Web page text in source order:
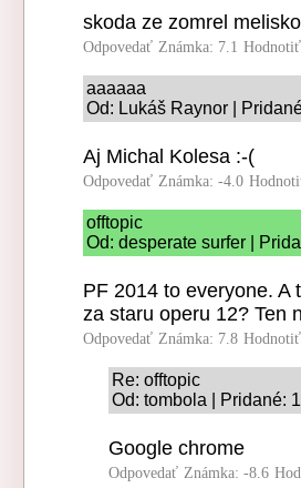
skoda ze zomrel
Odpovedať Známka: 7.1
aaaaaa
Od: Lukáš Raynor |
Aj Michal Kolesa :-(
Odpovedať Známka: -4.0
offtopic
Od: desperate surfer |
PF 2014 to everyone. A
za staru operu 12? Ten
Odpovedať Známka: 7.8
Re: offtopic
Od: tombola | Pridané:
Google chrome
Odpovedať Známka: -8.6